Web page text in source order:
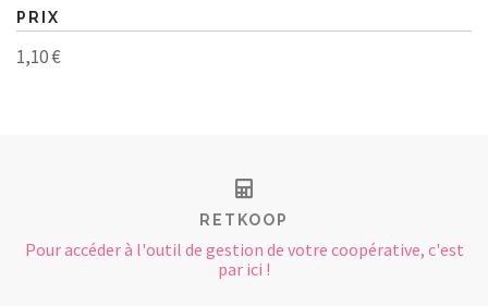
PRIX
1,10 €
RETKOOP
Pour accéder à l'outil de gestion de votre coopérative, c'est
par ici !